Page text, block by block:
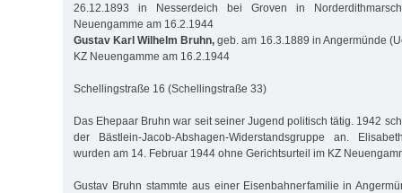
26.12.1893 in Nesserdeich bei Groven in
Neuengamme am 16.2.1944
Gustav Karl Wilhelm Bruhn, geb. am 16.3.1889 in Angermünde
KZ Neuengamme am 16.2.1944
Schellingstraße 16 (Schellingstraße 33)
Das Ehepaar Bruhn war seit seiner Jugend politisch tätig. 1942
der Bästlein-Jacob-Abshagen-Widerstandsgruppe an.
wurden am 14. Februar 1944 ohne Gerichtsurteil im KZ
Gustav Bruhn stammte aus einer Eisenbahnerfamilie in